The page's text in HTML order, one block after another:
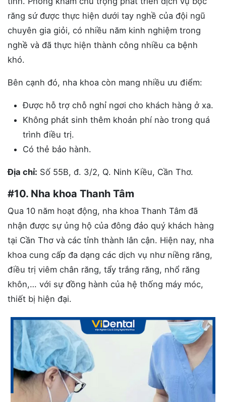
răng sứ được thực hiện dưới tay nghề của đội ngũ
chuyên gia giỏi, có nhiều năm kinh nghiệm trong
nghề và đã thực hiện thành công nhiều ca bệnh
khó.
Bên cạnh đó, nha khoa còn mang nhiều ưu điểm:
Được hỗ trợ chỗ nghỉ ngơi cho khách hàng ở xa.
Không phát sinh thêm khoản phí nào trong quá
trình điều trị.
Có thẻ bảo hành.
Địa chỉ: Số 55B, đ. 3/2, Q. Ninh Kiều, Cần Thơ.
#10. Nha khoa Thanh Tâm
Qua 10 năm hoạt động, nha khoa Thanh Tâm đã
nhận được sự ủng hộ của đông đảo quý khách hàng
tại Cần Thơ và các tỉnh thành lân cận. Hiện nay, nha
khoa cung cấp đa dạng các dịch vụ như niềng răng,
điều trị viêm chân răng, tẩy trắng răng, nhổ răng
khôn,… với sự đồng hành của hệ thống máy móc,
thiết bị hiện đại.